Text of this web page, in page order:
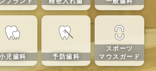
児歯科 予防歯科
スポーツ
マウスガード